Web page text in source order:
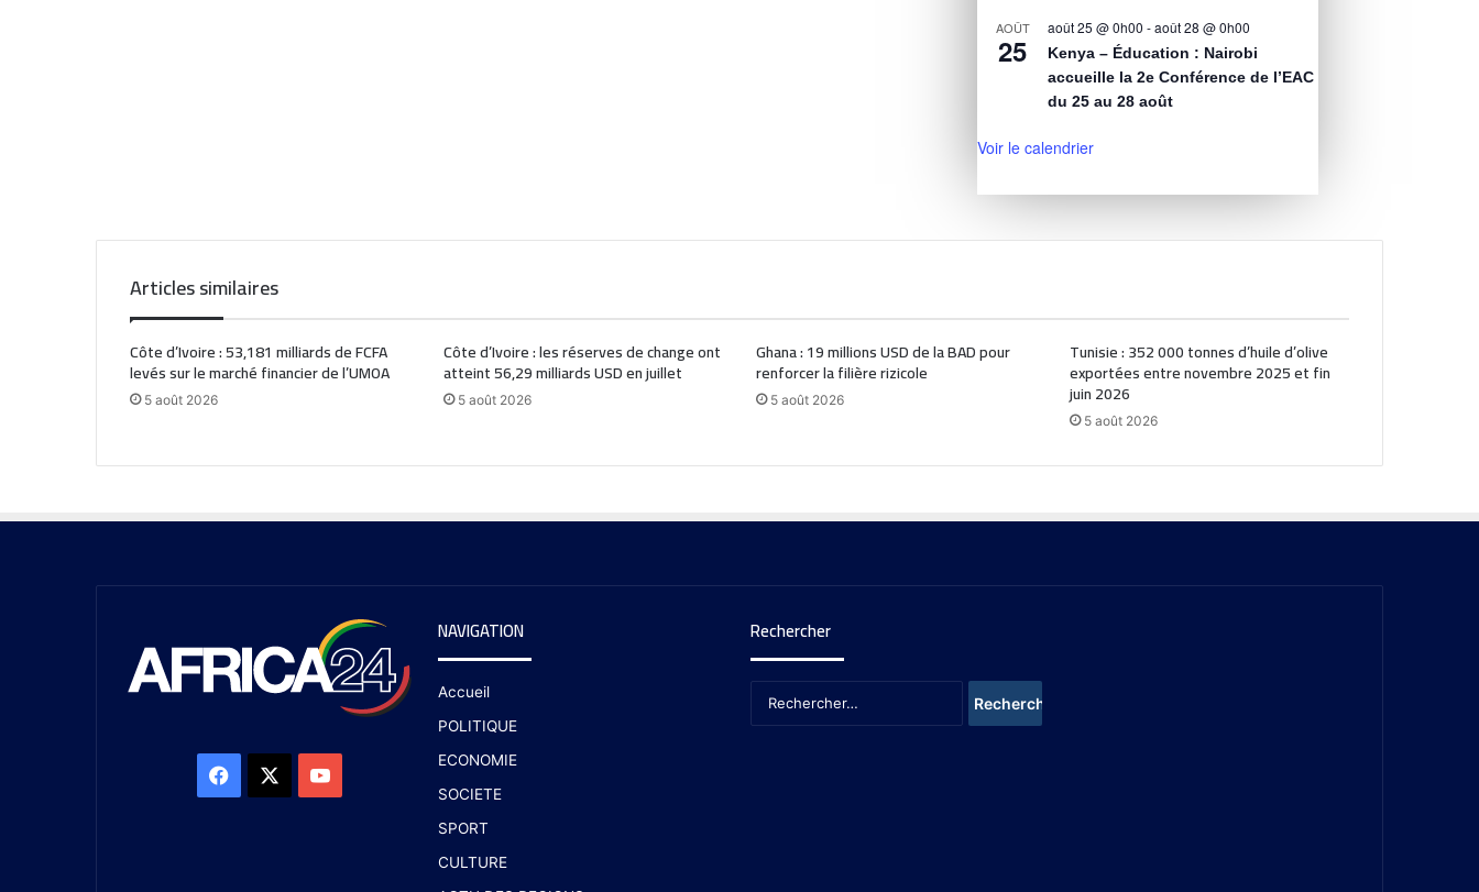
AOÛT
25
août 25 @ 0h00 -août 28 @ 0h00
Kenya – Éducation : Nairobi
accueille la 2e Conférence de l’EAC
du 25 au 28 août
Voir le calendrier
Articles similaires
Côte d’Ivoire : 53,181 milliards de FCFA
levés sur le marché financier de l’UMOA
5 août 2026
Côte d’Ivoire : les réserves de change ont
atteint 56,29 milliards USD en juillet
5 août 2026
Ghana : 19 millions USD de la BAD pour
renforcer la filière rizicole
5 août 2026
Tunisie : 352 000 tonnes d’huile d’olive
exportées entre novembre 2025 et fin
juin 2026
5 août 2026
NAVIGATION
Accueil
POLITIQUE
ECONOMIE
SOCIETE
SPORT
CULTURE
Rechercher